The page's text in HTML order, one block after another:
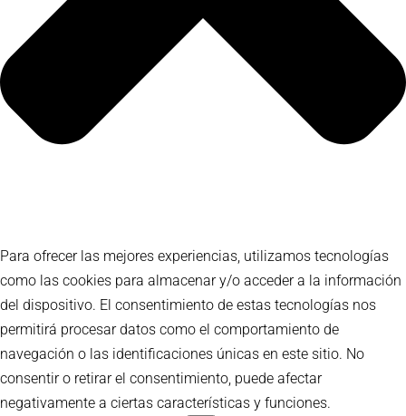
Para ofrecer las mejores experiencias, utilizamos tecnologías
como las cookies para almacenar y/o acceder a la información
del dispositivo. El consentimiento de estas tecnologías nos
permitirá procesar datos como el comportamiento de
navegación o las identificaciones únicas en este sitio. No
consentir o retirar el consentimiento, puede afectar
negativamente a ciertas características y funciones.